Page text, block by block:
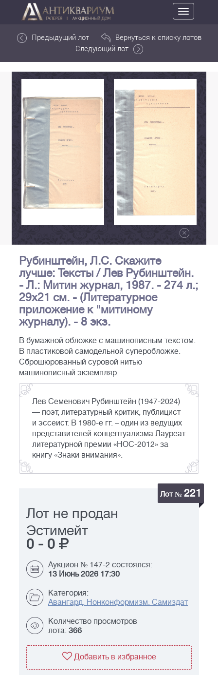
Toggle
navigation
Предыдущий лот
Вернуться к списку лотов
Следующий лот
Рубинштейн, Л.С. Скажите
лучше: Тексты / Лев Рубинштейн.
- Л.: Митин журнал, 1987. - 274 л.;
29х21 см. - (Литературное
приложение к "митиному
журналу). - 8 экз.
В бумажной обложке с машинописным текстом.
В пластиковой самодельной суперобложке.
Сброшюрованный суровой нитью
машинописный экземпляр.
Лев Семенович Рубинштейн (1947-2024)
— поэт, литературный критик, публицист
и эссеист. В 1980-е гг. – один из ведущих
представителей концептуализма Лауреат
литературной премии «НОС-2012» за
книгу «Знаки внимания».
Лот № 221
Лот не продан
Эстимейт
0 - 0
Аукцион № 147-2 состоялся:
13 Июнь 2026 17:30
Категория:
Авангард. Нонконформизм. Самиздат
Количество просмотров
лота: 366
Добавить в избранное